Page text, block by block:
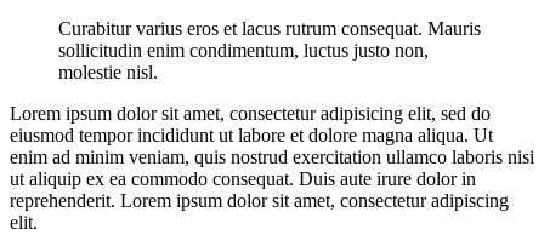
Curabitur varius eros et lacus rutrum consequat. Mauris
sollicitudin enim condimentum, luctus justo non,
molestie nisl.
Lorem ipsum dolor sit amet, consectetur adipisicing elit, sed do
eiusmod tempor incididunt ut labore et dolore magna aliqua. Ut
enim ad minim veniam, quis nostrud exercitation ullamco laboris nisi
ut aliquip ex ea commodo consequat. Duis aute irure dolor in
reprehenderit. Lorem ipsum dolor sit amet, consectetur adipiscing
elit.